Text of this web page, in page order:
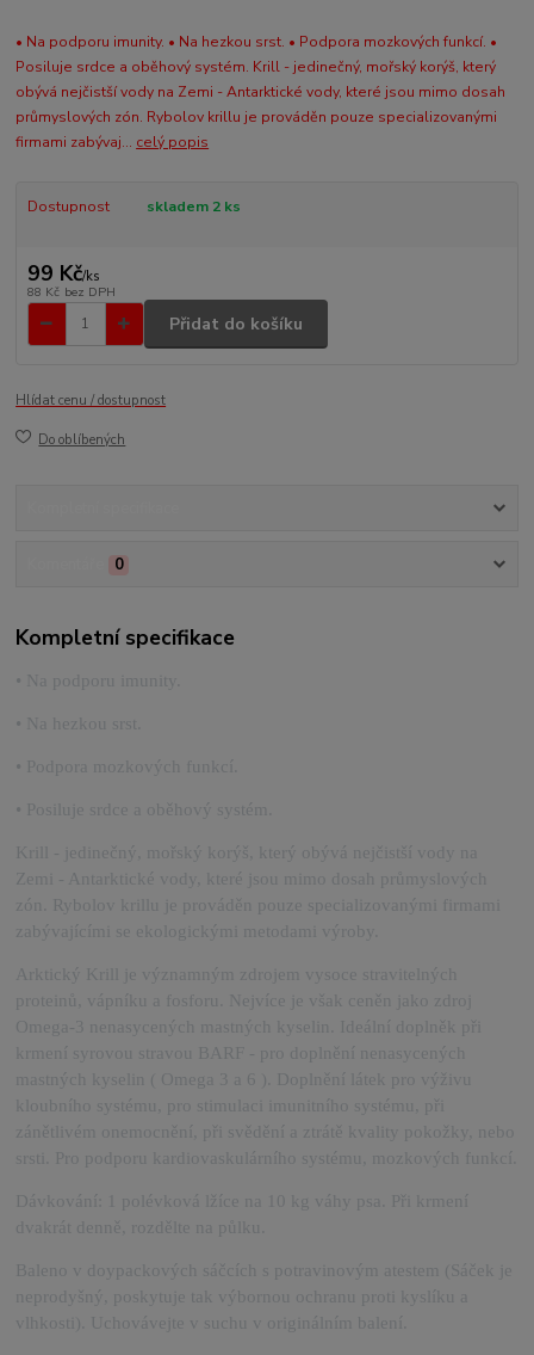
• Na podporu imunity. • Na hezkou srst. • Podpora mozkových funkcí. •
Posiluje srdce a oběhový systém. Krill - jedinečný, mořský korýš, který
obývá nejčistší vody na Zemi - Antarktické vody, které jsou mimo dosah
průmyslových zón. Rybolov krillu je prováděn pouze specializovanými
firmami zabývaj... celý popis
Dostupnost skladem 2 ks
99 Kč/ks
88 Kč bez DPH
Přidat do košíku
Hlídat cenu / dostupnost
Do oblíbených
0
Kompletní specifikace
• Na podporu imunity.
• Na hezkou srst.
• Podpora mozkových funkcí.
• Posiluje srdce a oběhový systém.
Krill - jedinečný, mořský korýš, který obývá nejčistší vody na
Zemi - Antarktické vody, které jsou mimo dosah průmyslových
zón. Rybolov krillu je prováděn pouze specializovanými firmami
zabývajícími se ekologickými metodami výroby.
Arktický Krill je významným zdrojem vysoce stravitelných
proteinů, vápníku a fosforu. Nejvíce je však ceněn jako zdroj
Omega-3 nenasycených mastných kyselin. Ideální doplněk při
krmení syrovou stravou BARF - pro doplnění nenasycených
mastných kyselin ( Omega 3 a 6 ). Doplnění látek pro výživu
kloubního systému, pro stimulaci imunitního systému, při
zánětlivém onemocnění, při svědění a ztrátě kvality pokožky, nebo
srsti. Pro podporu kardiovaskulárního systému, mozkových funkcí.
Dávkování: 1 polévková lžíce na 10 kg váhy psa. Při krmení
dvakrát denně, rozdělte na půlku.
Baleno v doypackových sáčcích s potravinovým atestem (Sáček je
neprodyšný, poskytuje tak výbornou ochranu proti kyslíku a
vlhkosti). Uchovávejte v suchu v originálním balení.